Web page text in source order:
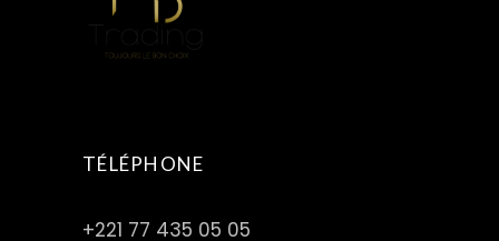
TÉLÉPHONE
+221 77 435 05 05